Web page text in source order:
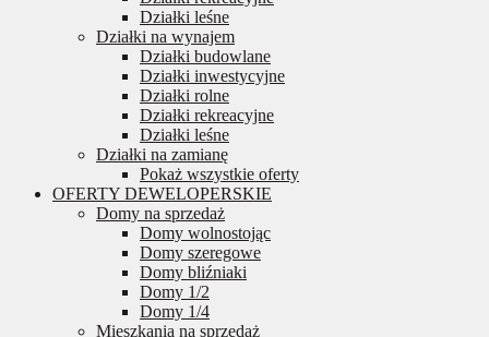
Działki leśne
Działki na wynajem
Działki budowlane
Działki inwestycyjne
Działki rolne
Działki rekreacyjne
Działki leśne
Działki na zamianę
Pokaż wszystkie oferty
OFERTY DEWELOPERSKIE
Domy na sprzedaż
Domy wolnostojąc
Domy szeregowe
Domy bliźniaki
Domy 1/2
Domy 1/4
Mieszkania na sprzedaż